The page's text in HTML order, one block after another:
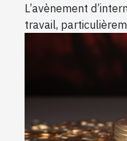
L’avènement
travail,